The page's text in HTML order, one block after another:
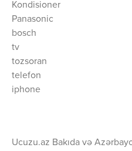
Kondisioner
Panasonic
bosch
tv
tozsoran
telefon
iphone
Ucuzu.az Bakıda və